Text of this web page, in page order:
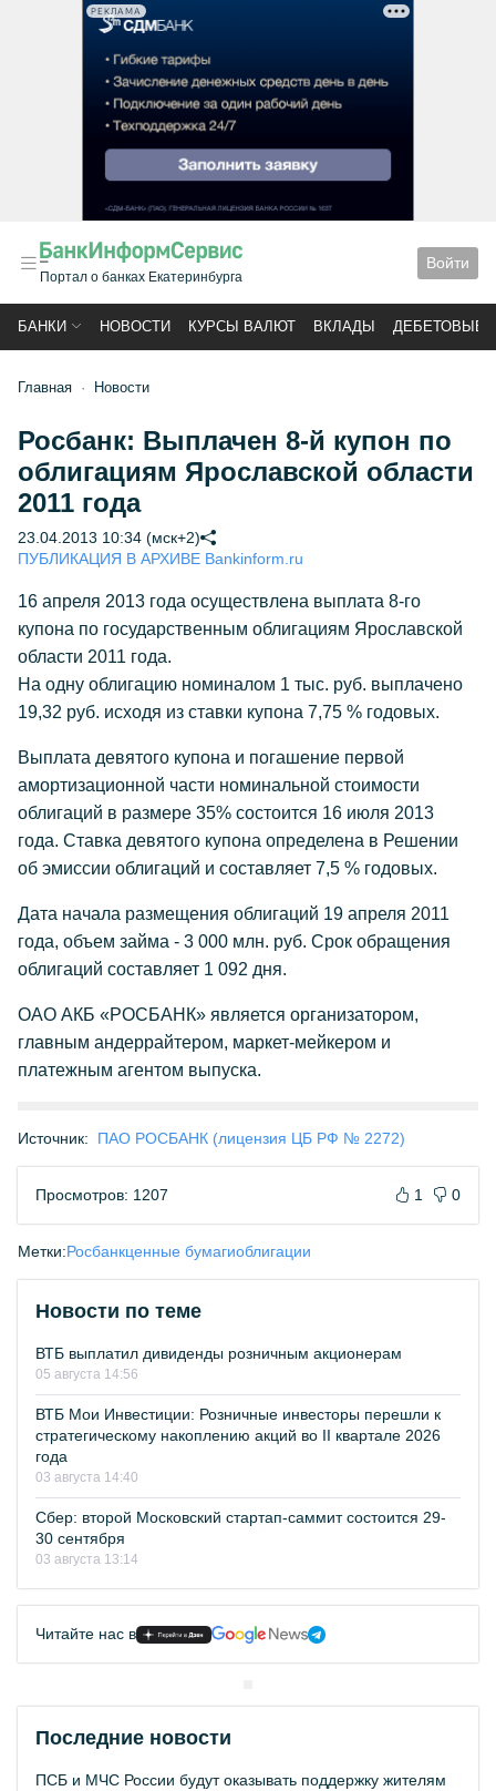
РЕКЛАМА
Портал о банках Екатеринбурга
Войти
БАНКИ НОВОСТИ КУРСЫ ВАЛЮТ ВКЛАДЫ ДЕБЕТОВЫЕ
Главная Новости
Росбанк: Выплачен 8-й купон по
облигациям Ярославской области
2011 года
23.04.2013 10:34 (мск+2)
ПУБЛИКАЦИЯ В АРХИВЕ Bankinform.ru
16 апреля 2013 года осуществлена выплата 8-го
купона по государственным облигациям Ярославской
области 2011 года.
На одну облигацию номиналом 1 тыс. руб. выплачено
19,32 руб. исходя из ставки купона 7,75 % годовых.
Выплата девятого купона и погашение первой
амортизационной части номинальной стоимости
облигаций в размере 35% состоится 16 июля 2013
года. Ставка девятого купона определена в Решении
об эмиссии облигаций и составляет 7,5 % годовых.
Дата начала размещения облигаций 19 апреля 2011
года, объем займа - 3 000 млн. руб. Срок обращения
облигаций составляет 1 092 дня.
ОАО АКБ «РОСБАНК» является организатором,
главным андеррайтером, маркет-мейкером и
платежным агентом выпуска.
Источник: ПАО РОСБАНК (лицензия ЦБ РФ № 2272)
Просмотров: 1207 1 0
Метки:Росбанкценные бумагиоблигации
Новости по теме
ВТБ выплатил дивиденды розничным акционерам
05 августа 14:56
ВТБ Мои Инвестиции: Розничные инвесторы перешли к
стратегическому накоплению акций во II квартале 2026
года
03 августа 14:40
Сбер: второй Московский стартап-саммит состоится 29-
30 сентября
03 августа 13:14
Читайте нас в
Последние новости
ПСБ и МЧС России будут оказывать поддержку жителям